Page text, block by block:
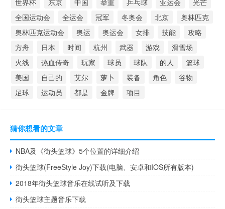
全国运动会
全运会 冠军 冬奥会 北京
奥林匹克
奥林匹克运动会
奥运 奥运会 女排 技能
攻略
方舟
日本 时间 杭州 武器 游戏
滑雪场
火线
热血传奇 玩家 球员 球队 的人
篮球
美国
自己的 艾尔 萝卜 装备 角色
谷物
足球
运动员 都是 金牌 项目
猜你想看的文章
NBA及《街头篮球》5个位置的详细介绍
街头篮球(FreeStyle Joy)下载(电脑、安卓和IOS所有版本)
2018年街头篮球音乐在线试听及下载
街头篮球主题音乐下载